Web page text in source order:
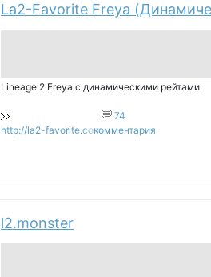
La2-Favorite Freya
Lineage 2 Freya с динамическими рейтами
http://la2-favorite.com
74
комментария
l2.monster